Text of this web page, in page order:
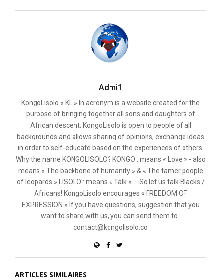
Admi1
KongoLisolo « KL » In acronym is a website created for the
purpose of bringing together all sons and daughters of
African descent. KongoLisolo is open to people of all
backgrounds and allows sharing of opinions, exchange ideas
in order to self-educate based on the experiences of others.
Why the name KONGOLISOLO? KONGO : means « Love » - also
means « The backbone of humanity » & « The tamer people
of leopards » LISOLO : means « Talk » ... So let us talk Blacks /
Africans! KongoLisolo encourages « FREEDOM OF
EXPRESSION » If you have questions, suggestion that you
want to share with us, you can send them to :
contact@kongolisolo.co
ARTICLES SIMILAIRES